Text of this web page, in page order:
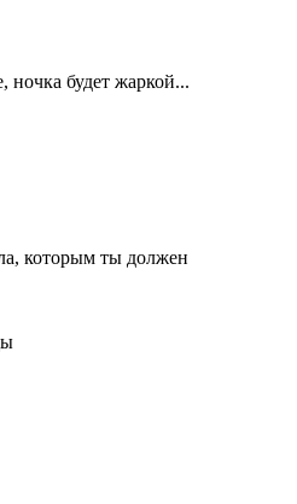
ночка будет жаркой...
которым ты должен